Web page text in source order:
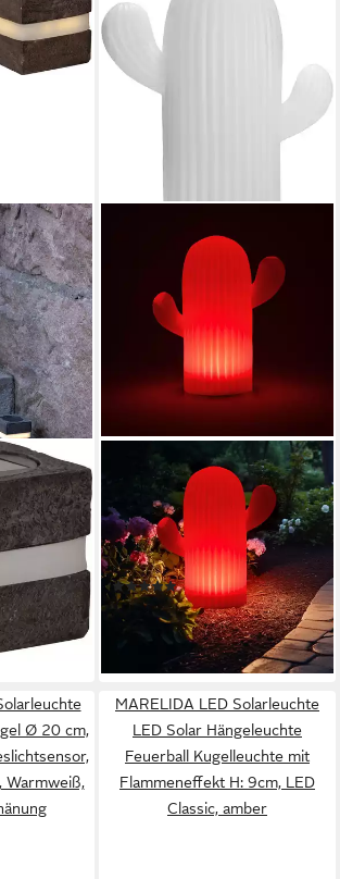
fest
2er-Set
€
bei dir
OTTO HOME
LED Solarleuchte Eellin, LED-
Solar Kaktus, RGB,
Tageslichtsensor, LED fest
integriert, Warmweiß, RGB,
mit Erdspieß und
Fernbedienung
(4)
36,49 € UVP44,99 €
lieferbar - in 5-6 Werktagen bei dir
Ø 20 cm,
Warmweiß,
MARELIDA LED Solarleuchte
LED Solar Hängeleuchte
Feuerball Kugelleuchte mit
Flammeneffekt H: 9cm, LED
Classic, amber